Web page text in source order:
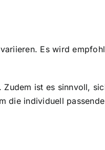
Es wird
Zudem ist es sinnvoll,
die individuell